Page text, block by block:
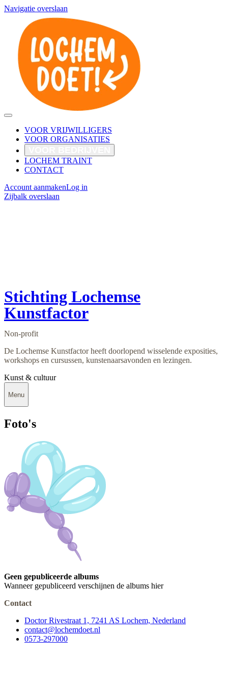
Navigatie overslaan
VOOR VRIJWILLIGERS
VOOR ORGANISATIES
LOCHEM TRAINT
CONTACT
Account aanmakenLog in
Zijbalk overslaan
Stichting Lochemse
Kunstfactor
Non-profit
De Lochemse Kunstfactor heeft doorlopend wisselende exposities,
workshops en cursussen, kunstenaarsavonden en lezingen.
Kunst & cultuur
Menu
Foto's
Geen gepubliceerde albums
Wanneer gepubliceerd verschijnen de albums hier
Contact
Doctor Rivestraat 1, 7241 AS Lochem, Nederland
contact@lochemdoet.nl
0573-297000